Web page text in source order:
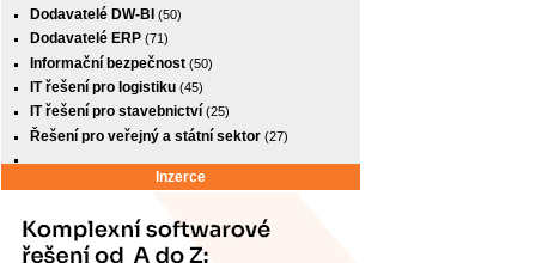
Dodavatelé DW-BI (50)
Dodavatelé ERP (71)
Informační bezpečnost (50)
IT řešení pro logistiku (45)
IT řešení pro stavebnictví (25)
Řešení pro veřejný a státní sektor (27)
Inzerce